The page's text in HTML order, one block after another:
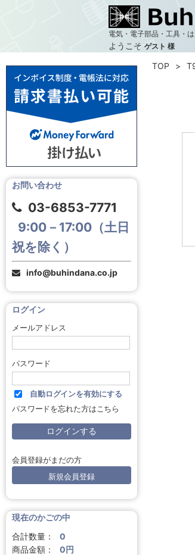
電気・電子部品・工具・
ようこそ ゲスト 様
お問い合わせ
03-6853-7771
9:00－17:00（土日
祝を除く）
info@buhindana.co.jp
ログイン
メールアドレス
パスワード
自動ログインを有効にする
パスワードを忘れた方はこちら
会員登録がまだの方
新規会員登録
現在のかごの中
合計数量：
0
商品金額：
0円
TOP